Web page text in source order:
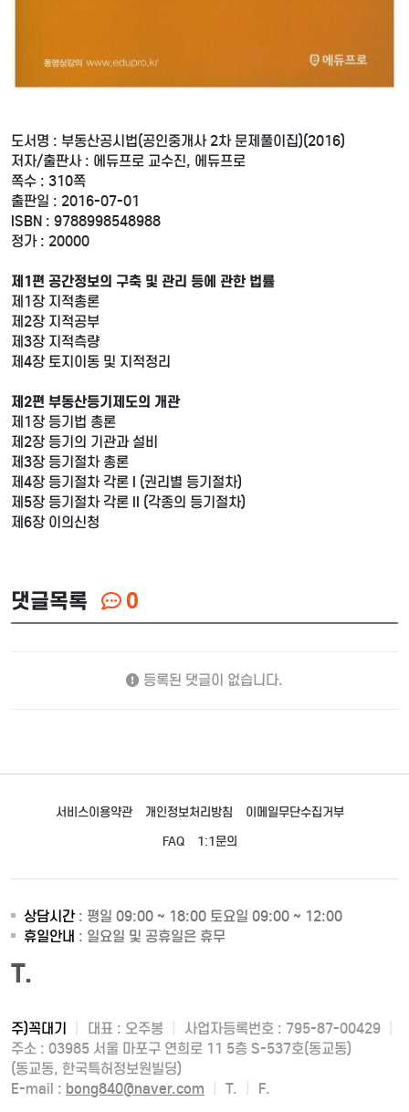
도서명 : 부동산공시법(공인중개사 2차 문제풀이집)(2016)
저자/출판사 : 에듀프로 교수진, 에듀프로
쪽수 : 310쪽
출판일 : 2016-07-01
ISBN : 9788998548988
정가 : 20000
제1편 공간정보의 구축 및 관리 등에 관한 법률
제1장 지적총론
제2장 지적공부
제3장 지적측량
제4장 토지이동 및 지적정리
제2편 부동산등기제도의 개관
제1장 등기법 총론
제2장 등기의 기관과 설비
제3장 등기절차 총론
제4장 등기절차 각론 I (권리별 등기절차)
제5장 등기절차 각론 II (각종의 등기절차)
제6장 이의신청
댓글목록 0
등록된 댓글이 없습니다.
서비스이용약관 개인정보처리방침
이메일무단수집거부
FAQ
1:1문의
상담시간: 평일 09:00 ~ 18:00 토요일 09:00 ~ 12:00
휴일안내 : 일요일 및 공휴일은 휴무
T.
주)꼭대기 대표 : 오주봉 사업자등록번호 : 795-87-00429
주소 : 03985 서울 마포구 연희로 11 5층 S-537호(동교동)
(동교동, 한국특허정보원빌딩)
E-mail : bong840@naver.com T. F.